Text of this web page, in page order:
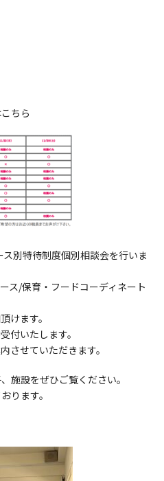
ちら
別特待制度個別相談会を行いま
ス/保育・フードコーディネート
けます。
付いたします。
させていただきます。
施設をぜひご覧ください。
ります。